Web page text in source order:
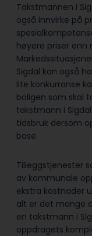
Takstmannen i
også innvirke på
høyere priser
Sigdal kan også
lite konkurranse
boligen som skal
takstmann i
tidsbruk dersom
base.
Tilleggstjenester
av kommunale
ekstra kostnader
alt er det mange
en takstmann i
oppdragets